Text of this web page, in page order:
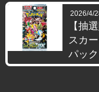
2026/4/
【抽
スカ
パッ